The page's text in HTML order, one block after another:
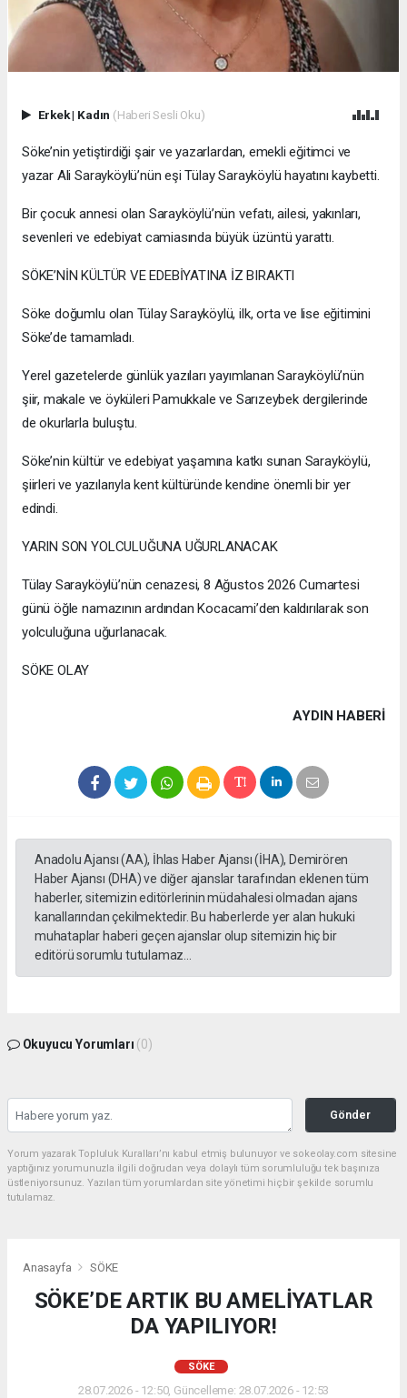
Erkek| Kadın (Haberi Sesli Oku)
Söke’nin yetiştirdiği şair ve yazarlardan, emekli eğitimci ve
yazar Ali Sarayköylü’nün eşi Tülay Sarayköylü hayatını kaybetti.
Bir çocuk annesi olan Sarayköylü’nün vefatı, ailesi, yakınları,
sevenleri ve edebiyat camiasında büyük üzüntü yarattı.
SÖKE’NİN KÜLTÜR VE EDEBİYATINA İZ BIRAKTI
Söke doğumlu olan Tülay Sarayköylü, ilk, orta ve lise eğitimini
Söke’de tamamladı.
Yerel gazetelerde günlük yazıları yayımlanan Sarayköylü’nün
şiir, makale ve öyküleri Pamukkale ve Sarızeybek dergilerinde
de okurlarla buluştu.
Söke’nin kültür ve edebiyat yaşamına katkı sunan Sarayköylü,
şiirleri ve yazılarıyla kent kültüründe kendine önemli bir yer
edindi.
YARIN SON YOLCULUĞUNA UĞURLANACAK
Tülay Sarayköylü’nün cenazesi, 8 Ağustos 2026 Cumartesi
günü öğle namazının ardından Kocacami’den kaldırılarak son
yolculuğuna uğurlanacak.
SÖKE OLAY
AYDIN HABERİ
Anadolu Ajansı (AA), İhlas Haber Ajansı (İHA), Demirören
Haber Ajansı (DHA) ve diğer ajanslar tarafından eklenen tüm
haberler, sitemizin editörlerinin müdahalesi olmadan ajans
kanallarından çekilmektedir. Bu haberlerde yer alan hukuki
muhataplar haberi geçen ajanslar olup sitemizin hiç bir
editörü sorumlu tutulamaz...
Okuyucu Yorumları (0)
Gönder
Yorum yazarak Topluluk Kuralları’nı kabul etmiş bulunuyor ve sokeolay.com sitesine
yaptığınız yorumunuzla ilgili doğrudan veya dolaylı tüm sorumluluğu tek başınıza
üstleniyorsunuz. Yazılan tüm yorumlardan site yönetimi hiçbir şekilde sorumlu
tutulamaz.
Anasayfa SÖKE
SÖKE’DE ARTIK BU AMELİYATLAR
DA YAPILIYOR!
SÖKE
28.07.2026 - 12:50, Güncelleme: 28.07.2026 - 12:53